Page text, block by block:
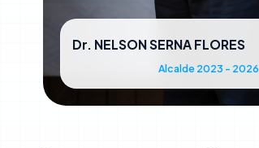
Dr. NELSON SERNA FLORES
Alcalde 2023 - 2026